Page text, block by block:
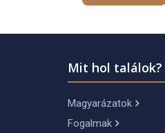
Mit hol találok?
Magyarázatok
Fogalmak